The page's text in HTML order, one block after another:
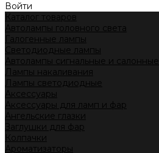
Войти
Каталог товаров
Автолампы головного света
Галогенные лампы
Светодиодные лампы
Автолампы сигнальные и салонные
Лампы накаливания
Лампы светодиодные
Аксессуары
Аксессуары для ламп и фар
Ангельские глазки
Заглушки для фар
Колпачки
Ароматизаторы